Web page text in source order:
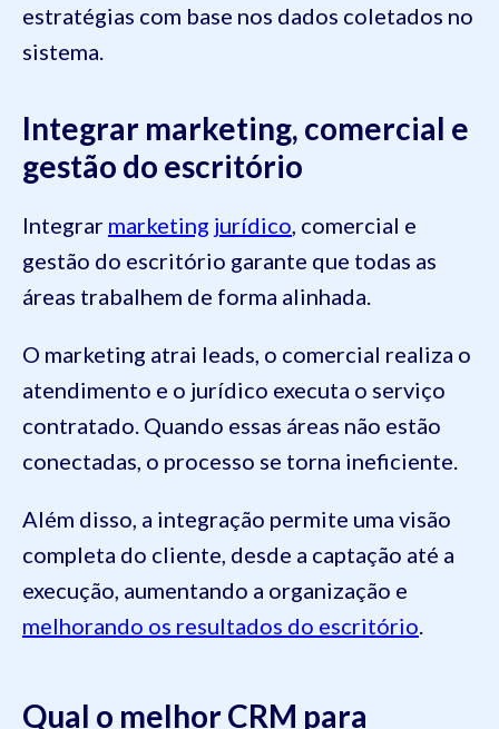
estratégias com base nos dados coletados no
sistema.
Integrar marketing, comercial e
gestão do escritório
Integrar marketing jurídico , comercial e
gestão do escritório garante que todas as
áreas trabalhem de forma alinhada.
O marketing atrai leads, o comercial realiza o
atendimento e o jurídico executa o serviço
contratado. Quando essas áreas não estão
conectadas, o processo se torna ineficiente.
Além disso, a integração permite uma visão
completa do cliente, desde a captação até a
execução, aumentando a organização e
melhorando os resultados do escritório
Qual o melhor CRM para